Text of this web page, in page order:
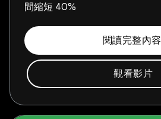
間縮短 40%
閱讀完整內容
觀看影片